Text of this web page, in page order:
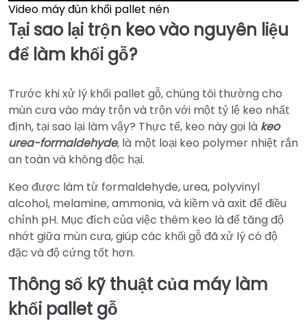
►
Video máy đùn khối pallet nén
Tại sao lại trộn keo vào nguyên liệu
để làm khối gỗ?
Trước khi xử lý khối pallet gỗ, chúng tôi thường cho
mùn cưa vào máy trộn và trộn với một tỷ lệ keo nhất
định, tại sao lại làm vậy? Thực tế, keo này gọi là keo
urea-formaldehyde, là một loại keo polymer nhiệt rắn
an toàn và không độc hại.
Keo được làm từ formaldehyde, urea, polyvinyl
alcohol, melamine, ammonia, và kiềm và axit để điều
chỉnh pH. Mục đích của việc thêm keo là để tăng độ
nhớt giữa mùn cưa, giúp các khối gỗ đã xử lý có độ
đặc và độ cứng tốt hơn.
Thông số kỹ thuật của máy làm
khối pallet gỗ